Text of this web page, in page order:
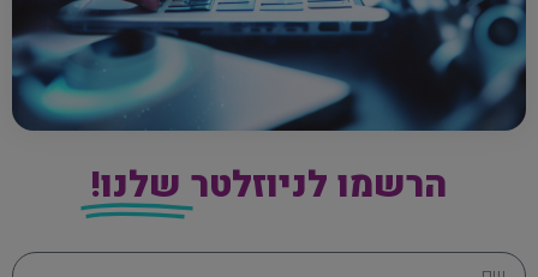
הרשמו לניוזלטר שלנו!